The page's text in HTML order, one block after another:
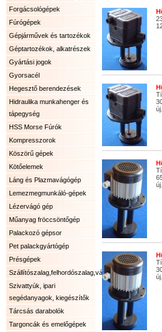
Forgácsológépek
Fúrógépek
Gépjárművek és tartozékok
Géptartozékok, alkatrészek
Gyártási jogok
Gyorsacél
Hegesztő berendezések
Hidraulika munkahenger és
tápegység
HSS Morse Fúrók
Kompresszorok
Köszörű gépek
Kötőelemek
Láng és Plazmavágógép
Lemezmegmunkáló-gépek
Lézervágó gép
Műanyag fröccsöntőgép
Palackozó gépsor
Pet palackgyártógép
Présgépek
Szállítószalag,felhordószalag,válogatószalag.
Szivattyúk, ipari
segédanyagok, kiegészítők
Tárcsás darabolók
Targoncák és emelőgépek